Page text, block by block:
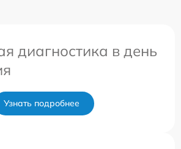
диагностика в день
Узнать подробнее